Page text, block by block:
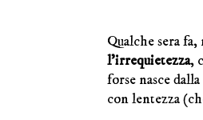
Qualche sera fa,
l’irrequietezza,
forse nasce
con lentezza